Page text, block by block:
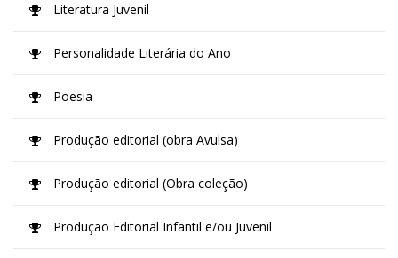
Literatura Juvenil
Personalidade Literária do Ano
Poesia
Produção editorial (obra Avulsa)
Produção editorial (Obra coleção)
Produção Editorial Infantil e/ou Juvenil